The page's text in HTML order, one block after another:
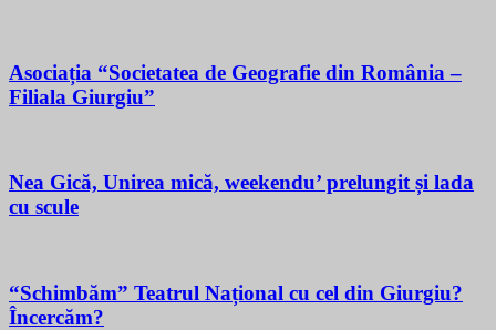
Asociația “Societatea de Geografie din România –
Filiala Giurgiu”
Nea Gică, Unirea mică, weekendu’ prelungit și lada
cu scule
“Schimbăm” Teatrul Național cu cel din Giurgiu?
Încercăm?